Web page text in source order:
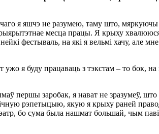
я яшчэ не разумею, таму што, мяркуючы
месца працы. Я крыху хвалююся
фестываль, на які я вельмі хачу, але
я буду працаваць з тэкстам – то бок, на
першы заробак, я нават не зразумеў, што
рэпетыцыю, якую я крыху раней
бо сума была нашмат большай, чым